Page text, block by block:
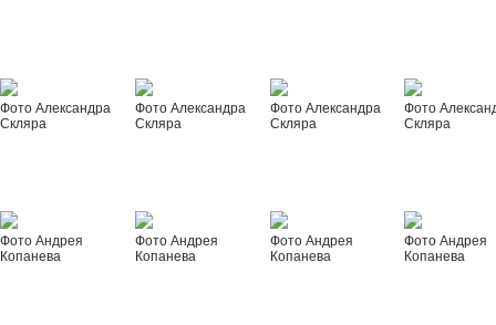
Фото Александра
Скляра
Фото Александра
Скляра
Фото Александра
Скляра
Фото
Скляра
Фото Андрея
Копанева
Фото Андрея
Копанева
Фото Андрея
Копанева
Фото Андрея
Копанева